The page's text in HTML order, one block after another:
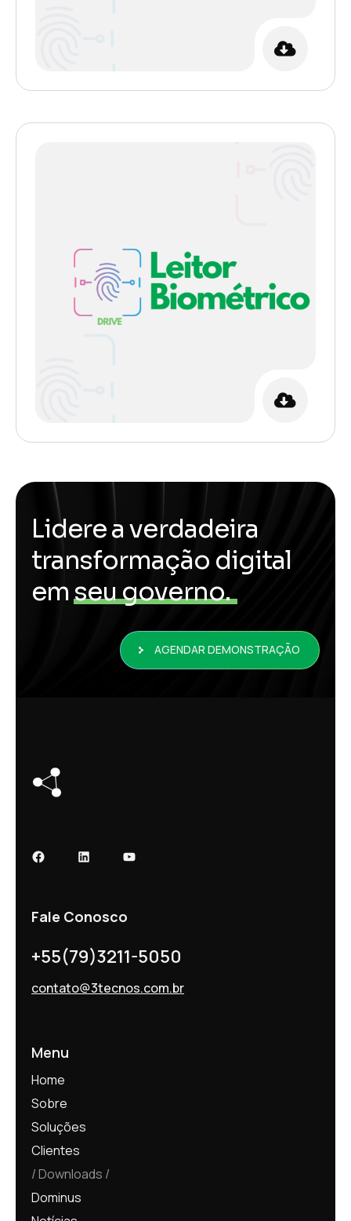
Liderea verdadeira
transformação digital
em seugoverno.
AGENDAR DEMONSTRAÇÃO
Fale Conosco
+55(79)3211-5050
contato@3tecnos.com.br
Menu
Home
Sobre
Soluções
Clientes
Downloads
Dominus